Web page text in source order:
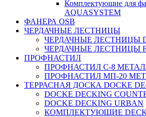
Комплектующие для
AQUASYSTEM
ФАНЕРА OSB
ЧЕРДАЧНЫЕ ЛЕСТНИЦЫ
ЧЕРДАЧНЫЕ ЛЕСТНИЦЫ
ЧЕРДАЧНЫЕ ЛЕСТНИЦЫ
ПРОФНАСТИЛ
ПРОФНАСТИЛ C-8
ПРОФНАСТИЛ МП-20
ТЕРРАСНАЯ ДОСКА DOCKE
DOCKE DECKING
DOCKE DECKING URBAN
КОМПЛЕКТУЮЩИЕ